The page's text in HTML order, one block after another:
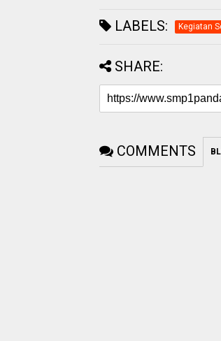
LABELS: Kegiatan
SHARE:
COMMENTS